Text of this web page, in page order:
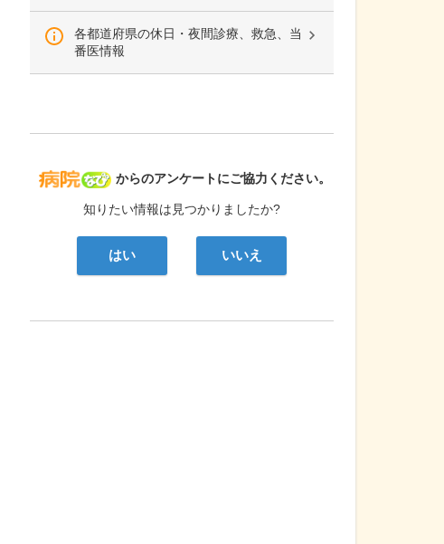
各都道府県の休日・夜間診療、救急、当
番医情報
病院なび
からのアンケートにご協力ください。
知りたい情報は見つかりましたか?
はい いいえ